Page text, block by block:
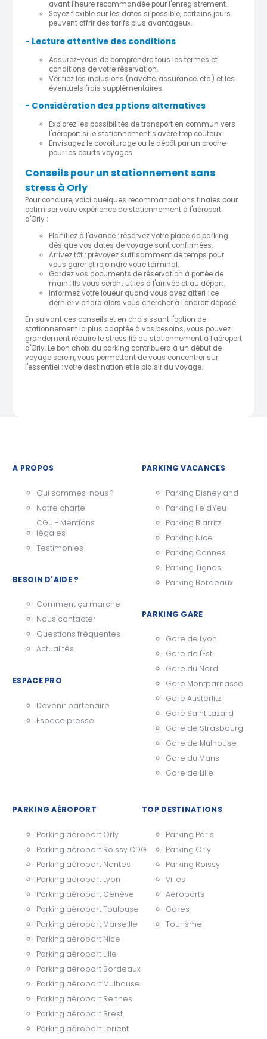
avant l'heure recommandée pour l'enregistrement.
Soyez flexible sur les dates si possible, certains jours
peuvent offrir des tarifs plus avantageux.
- Lecture attentive des conditions
Assurez-vous de comprendre tous les termes et
conditions de votre réservation.
Vérifiez les inclusions (navette, assurance, etc.) et les
éventuels frais supplémentaires.
- Considération des pptions alternatives
Explorez les possibilités de transport en commun vers
l'aéroport si le stationnement s'avère trop coûteux.
Envisagez le covoiturage ou le dépôt par un proche
pour les courts voyages.
Conseils pour un stationnement sans
stress à Orly
Pour conclure, voici quelques recommandations finales pour
optimiser votre expérience de stationnement à l'aéroport
d'Orly :
Planifiez à l'avance : réservez votre place de parking
dès que vos dates de voyage sont confirmées.
Arrivez tôt : prévoyez suffisamment de temps pour
vous garer et rejoindre votre terminal.
Gardez vos documents de réservation à portée de
main : Ils vous seront utiles à l'arrivée et au départ.
Informez votre loueur quand vous avez atteri : ce
dernier viendra alors vous chercher à l'endroit déposé.
En suivant ces conseils et en choisissant l'option de
stationnement la plus adaptée à vos besoins, vous pouvez
grandement réduire le stress lié au stationnement à l'aéroport
d'Orly. Le bon choix du parking contribuera à un début de
voyage serein, vous permettant de vous concentrer sur
l'essentiel : votre destination et le plaisir du voyage.
A PROPOS
Qui sommes-nous ?
Notre charte
CGU - Mentions
légales
Testimonies
BESOIN D'AIDE ?
Comment ça marche
Nous contacter
Questions fréquentes
Actualités
ESPACE PRO
Devenir partenaire
Espace presse
PARKING VACANCES
Parking Disneyland
Parking Ile d'Yeu
Parking Biarritz
Parking Nice
Parking Cannes
Parking Tignes
Parking Bordeaux
PARKING GARE
Gare de Lyon
Gare de l'Est
Gare du Nord
Gare Montparnasse
Gare Austerlitz
Gare Saint Lazard
Gare de Strasbourg
Gare de Mulhouse
Gare du Mans
Gare de Lille
PARKING AÉROPORT
Parking aéroport Orly
Parking aéroport Roissy CDG
Parking aéroport Nantes
Parking aéroport Lyon
Parking aéroport Genève
Parking aéroport Toulouse
Parking aéroport Marseille
Parking aéroport Nice
Parking aéroport Lille
Parking aéroport Bordeaux
Parking aéroport Mulhouse
Parking aéroport Rennes
Parking aéroport Brest
Parking aéroport Lorient
TOP DESTINATIONS
Parking Paris
Parking Orly
Parking Roissy
Villes
Aéroports
Gares
Tourisme